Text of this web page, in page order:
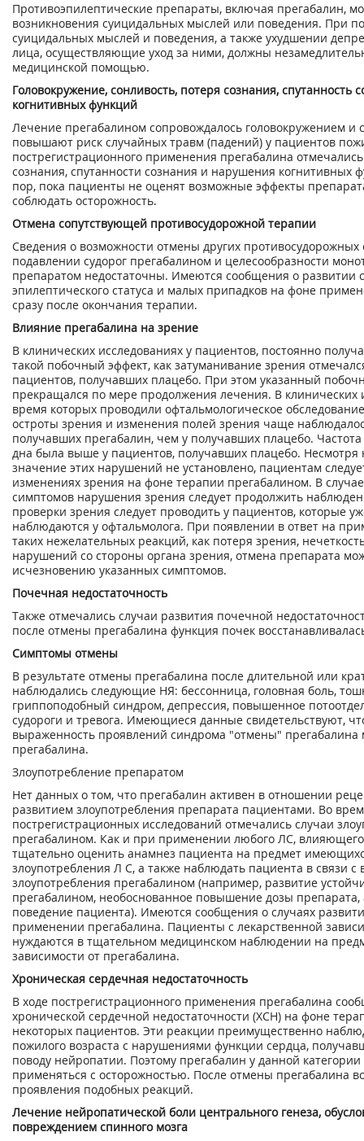
Противоэпилептические препараты, включая прегабалин,
возникновения суицидальных мыслей или поведения. При
суицидальных мыслей и поведения, а также ухудшении
лица, осуществляющие уход за ними, должны
медицинской помощью.
Головокружение, сонливость, потеря сознания, спутанность
когнитивных функций
Лечение прегабалином сопровождалось головокружением и
повышают риск случайных травм (падений) у пациентов
пострегистрационного применения прегабалина
сознания, спутанности сознания и нарушения когнитивных
пор, пока пациенты не оценят возможные эффекты
соблюдать осторожность.
Отмена сопутствующей противосудорожной терапии
Сведения о возможности отмены других противосудорожных
подавлении судорог прегабалином и целесообразности
препаратом недостаточны. Имеются сообщения о развитии
эпилептического статуса и малых припадков на фоне
сразу после окончания терапии.
Влияние прегабалина на зрение
В клинических исследованиях у пациентов, постоянно
такой побочный эффект, как затуманивание зрения
пациентов, получавших плацебо. При этом указанный
прекращался по мере продолжения лечения. В клинических
время которых проводили офтальмологическое
остроты зрения и изменения полей зрения чаще
получавших прегабалин, чем у получавших плацебо.
дна была выше у пациентов, получавших плацебо. Несмотря
значение этих нарушений не установлено, пациентам
изменениях зрения на фоне терапии прегабалином. В
симптомов нарушения зрения следует продолжить
проверки зрения следует проводить у пациентов, которые
наблюдаются у офтальмолога. При появлении в ответ на
таких нежелательных реакций, как потеря зрения,
нарушений со стороны органа зрения, отмена препарата
исчезновению указанных симптомов.
Почечная недостаточность
Также отмечались случаи развития почечной
после отмены прегабалина функция почек
Симптомы отмены
В результате отмены прегабалина после длительной или
наблюдались следующие НЯ: бессонница, головная боль,
гриппоподобный синдром, депрессия, повышенное
судороги и тревога. Имеющиеся данные свидетельствуют,
выраженность проявлений синдрома "отмены" прегабалина
прегабалина.
Злоупотребление препаратом
Нет данных о том, что прегабалин активен в отношении
развитием злоупотребления препарата пациентами. Во
пострегистрационных исследований отмечались случаи
прегабалином. Как и при применении любого ЛС,
тщательно оценить анамнез пациента на предмет
злоупотребления Л С, а также наблюдать пациента в связи с
злоупотребления прегабалином (например, развитие
прегабалином, необоснованное повышение дозы препарата,
поведение пациента). Имеются сообщения о случаях
применении прегабалина. Пациенты с лекарственной
нуждаются в тщательном медицинском наблюдении на
зависимости от прегабалина.
Хроническая сердечная недостаточность
В ходе пострегистрационного применения прегабалина
хронической сердечной недостаточности (ХСН) на фоне
некоторых пациентов. Эти реакции преимущественно
пожилого возраста с нарушениями функции сердца,
поводу нейропатии. Поэтому прегабалин у данной
применяться с осторожностью. После отмены прегабалина
проявления подобных реакций.
Лечение нейропатической боли центрального генеза,
повреждением спинного мозга